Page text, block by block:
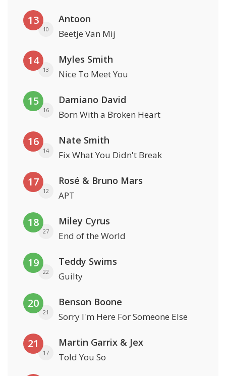
13
10
Antoon
Beetje Van Mij
14
13
Myles Smith
Nice To Meet You
15
16
Damiano David
Born With a Broken Heart
16
14
Nate Smith
Fix What You Didn't Break
17
12
Rosé & Bruno Mars
APT
18
27
Miley Cyrus
End of the World
19
22
Teddy Swims
Guilty
20
21
Benson Boone
Sorry I'm Here For Someone Else
21
17
Martin Garrix & Jex
Told You So